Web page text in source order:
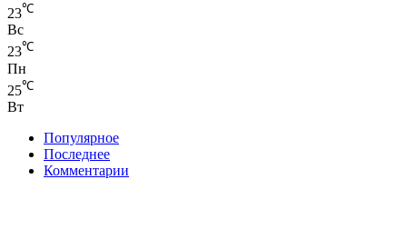
23℃
Вс
23℃
Пн
25℃
Вт
Популярное
Последнее
Комментарии